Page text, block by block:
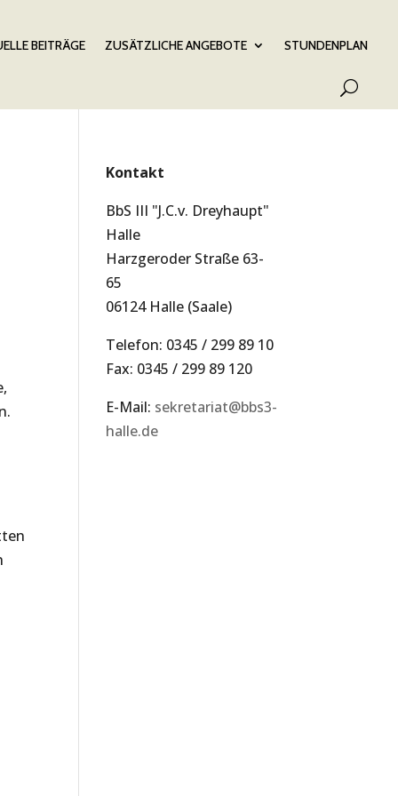
BEITRÄGE ZUSÄTZLICHE ANGEBOTE STUNDENPLAN
Kontakt
BbS III "J.C.v. Dreyhaupt"
Halle
Harzgeroder Straße 63-
65
06124 Halle (Saale)
Telefon: 0345 / 299 89 10
Fax: 0345 / 299 89 120
E-Mail: sekretariat@bbs3-
halle.de